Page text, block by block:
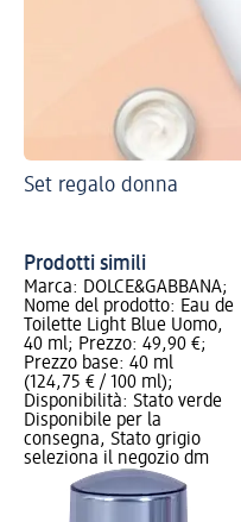
Set regalo donna
Prodotti simili
Marca: DOLCE&GABBANA;
Nome del prodotto: Eau de
Toilette Light Blue Uomo,
40 ml; Prezzo: 49,90 €;
Prezzo base: 40 ml
(124,75 € / 100 ml);
Disponibilità: Stato verde
Disponibile per la
consegna, Stato grigio
seleziona il negozio dm